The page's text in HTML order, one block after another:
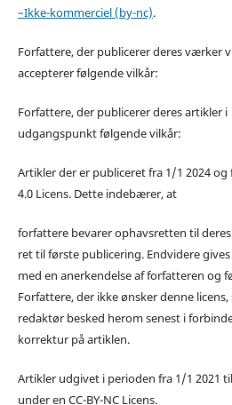
–Ikke-kommerciel (by-nc).
Forfattere, der publicerer deres værker
accepterer følgende vilkår:
Forfattere, der publicerer deres artikler
udgangspunkt følgende vilkår:
Artikler der er publiceret fra 1/1 2024 og
4.0 Licens. Dette indebærer, at
forfattere bevarer ophavsretten til
ret til første publicering. Endvidere
med en anerkendelse af forfatteren og
Forfattere, der ikke ønsker denne
redaktør besked herom senest i
korrektur på artiklen.
Artikler udgivet i perioden fra 1/1 2021
under en CC-BY-NC Licens.